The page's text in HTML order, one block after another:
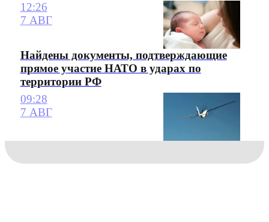
12:26
7 АВГ
Найдены документы, подтверждающие
прямое участие НАТО в ударах по
территории РФ
09:28
7 АВГ